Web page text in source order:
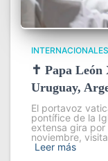
INTERNACIONALES
✝️ Papa León
Uruguay,
El portavoz
pontífice de la
extensa gira por
noviembre,
Leer más